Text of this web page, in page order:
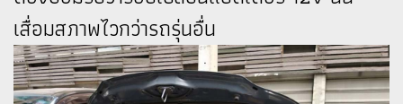
เสื่อมสภาพไวกว่ารถรุ่นอื่น